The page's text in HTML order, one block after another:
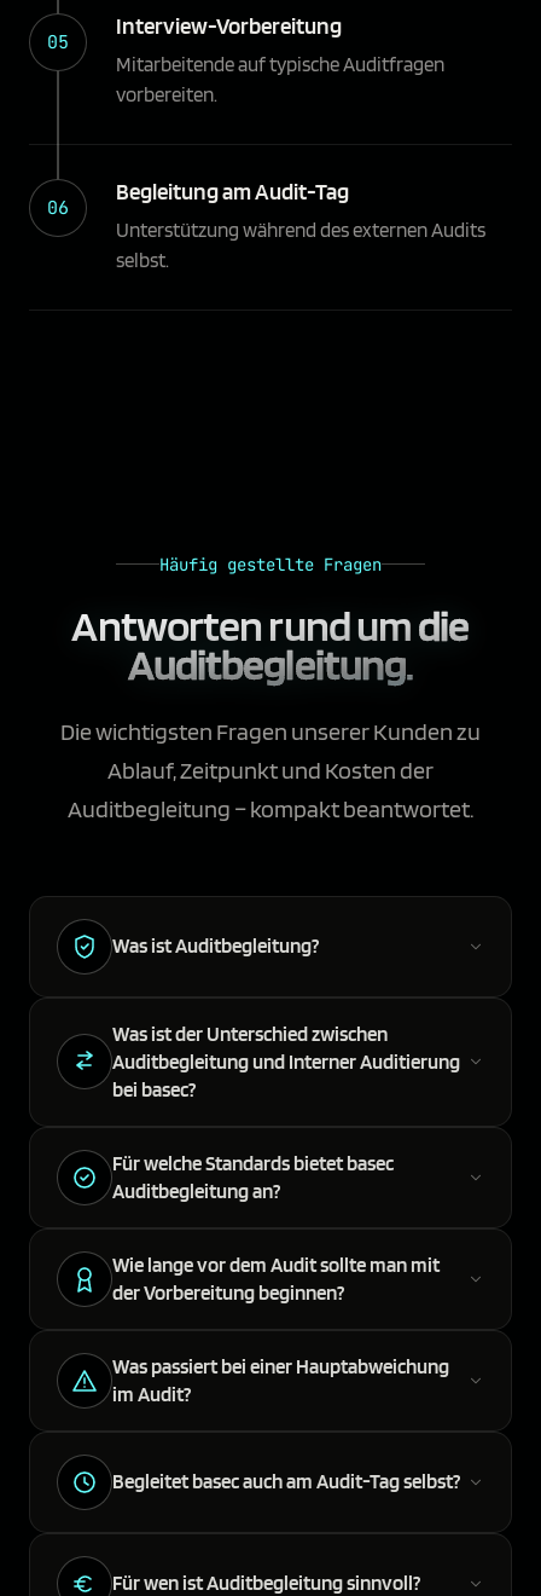
05
Interview-Vorbereitung
Mitarbeitende auf typische Auditfragen
vorbereiten.
06
Begleitung am Audit-Tag
Unterstützung während des externen Audits
selbst.
Häufig gestellte Fragen
Antworten rund umdie
Auditbegleitung.
Die wichtigsten Fragen unserer Kunden zu
Ablauf, Zeitpunkt und Kosten der
Auditbegleitung – kompakt beantwortet.
Was ist Auditbegleitung?
Was ist der Unterschied zwischen
Auditbegleitung und Interner Auditierung
bei basec?
Für welche Standards bietet basec
Auditbegleitung an?
Wie lange vor dem Audit sollte man mit
der Vorbereitung beginnen?
Was passiert bei einer Hauptabweichung
im Audit?
Begleitet basec auch am Audit-Tag selbst?
Für wen ist Auditbegleitung sinnvoll?